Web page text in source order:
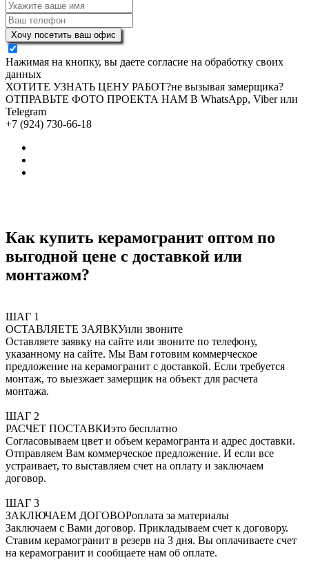
Хочу посетить ваш офис
Нажимая на кнопку, вы даете согласие на обработку своих
данных
ХОТИТЕ УЗНАТЬ ЦЕНУ РАБОТ?не вызывая замерщика?
ОТПРАВЬТЕ ФОТО ПРОЕКТА НАМ В WhatsApp, Viber или
Telegram
+7 (924) 730-66-18
Как купить керамогранит оптом по
выгодной цене с доставкой или
монтажом?
ШАГ 1
ОСТАВЛЯЕТЕ ЗАЯВКУили звоните
Оставляете заявку на сайте или звоните по телефону,
указанному на сайте. Мы Вам готовим коммерческое
предложение на керамогранит с доставкой. Если требуется
монтаж, то выезжает замерщик на объект для расчета
монтажа.
ШАГ 2
РАСЧЕТ ПОСТАВКИэто бесплатно
Согласовываем цвет и объем керамогранта и адрес доставки.
Отправляем Вам коммерческое предложение. И если все
устраивает, то выставляем счет на оплату и заключаем
договор.
ШАГ 3
ЗАКЛЮЧАЕМ ДОГОВОРоплата за материалы
Заключаем с Вами договор. Прикладываем счет к договору.
Ставим керамогранит в резерв на 3 дня. Вы оплачиваете счет
на керамогранит и сообщаете нам об оплате.